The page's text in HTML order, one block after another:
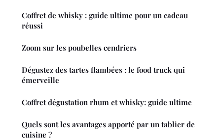
Coffret de whisky : guide ultime pour un cadeau
réussi
Zoom sur les poubelles cendriers
Dégustez des tartes flambées : le food truck qui
émerveille
Coffret dégustation rhum et whisky: guide ultime
Quels sont les avantages apporté par un tablier de
cuisine ?